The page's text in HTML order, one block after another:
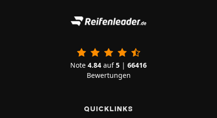
Note 4.84 auf5 | 66416
Bewertungen
QUICKLINKS